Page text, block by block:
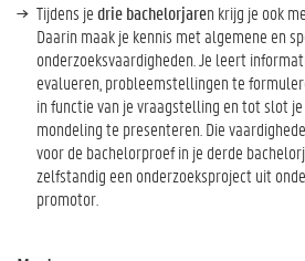
Tijdens jedrie bachelorjaren krijg je ook
Daarin maak je kennis met algemene en
onderzoeksvaardigheden. Je leert
evalueren, probleemstellingen te
in functie van je vraagstelling en tot slot
mondeling te presenteren. Die
voor de bachelorproef in je derde
zelfstandig een onderzoeksproject uit
promotor.